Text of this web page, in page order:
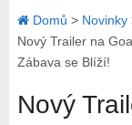
Domů > Novinky
Nový Trailer na
Zábava se Blíží!
Nový